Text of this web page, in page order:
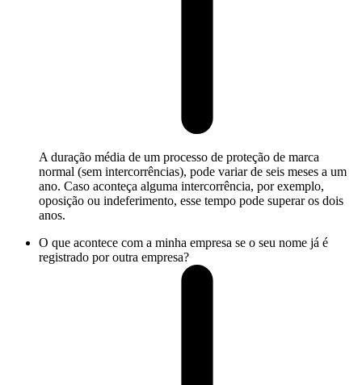
A duração média de um processo de proteção de marca
normal (sem intercorrências), pode variar de seis meses a um
ano. Caso aconteça alguma intercorrência, por exemplo,
oposição ou indeferimento, esse tempo pode superar os dois
anos.
O que acontece com a minha empresa se o seu nome já é
registrado por outra empresa?